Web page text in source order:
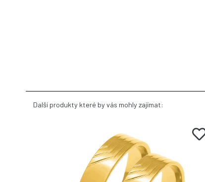
Další produkty které by vás mohly zajímat: